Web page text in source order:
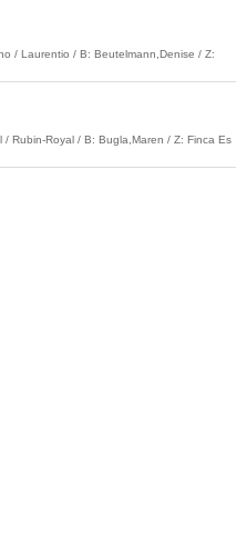
/ Laurentio / B: Beutelmann,Denise / Z:
/ Rubin-Royal / B: Bugla,Maren / Z: Finca Es